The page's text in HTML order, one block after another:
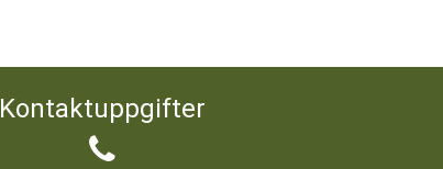
Kontaktuppgifter